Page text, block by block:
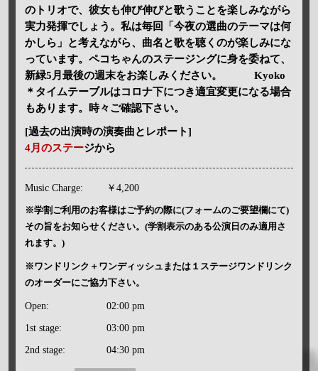
のトリオで、彼女も伸び伸びと歌うことを楽しみながら
実力発揮でしょう。私は毎回「今夜の選曲のテーマは何
かしら」と考えながら、曲名と歌を聴くのが楽しみにな
っています。ペコちゃんのステージングに身を委ねて、
新緑5月最後の週末をお楽しみください。 Kyoko
＊タイムテーブルはコロナ下につき適宜変更になる場合
もあります。時々ご確認下さい。
[過去の出演時の演奏曲とレポート]
4月のステージから
Music Charge: ￥4,200
※学割ご利用のお客様はご予約の際に(フォームのご要望欄にて)
その旨をお知らせください。(学割表示のある公演日のみ適用さ
れます。)
※ワンドリンク＋ワンディッシュまたは１ステージワンドリンク
のオーダーにご協力下さい。
Open: 02:00 pm
1st stage: 03:00 pm
2nd stage: 04:30 pm